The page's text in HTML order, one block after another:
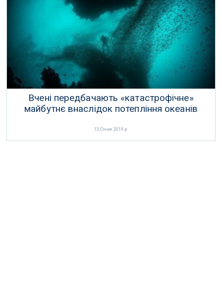
Вчені передбачають «катастрофічне»
майбутнє внаслідок потепління океанів
13 Січня 2019 р.